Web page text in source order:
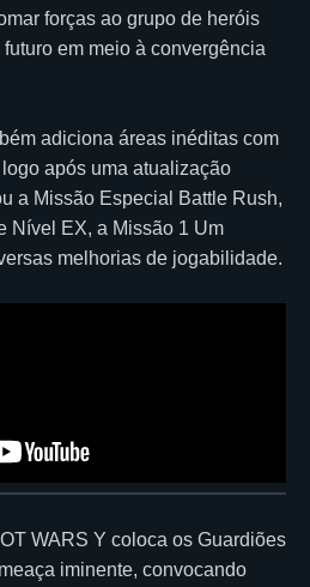
forças ao grupo de heróis
em meio à convergência
adiciona áreas inéditas com
após uma atualização
a Missão Especial Battle Rush,
Nível EX, a Missão 1 Um
melhorias de jogabilidade.
WARS Y coloca os Guardiões
iminente, convocando